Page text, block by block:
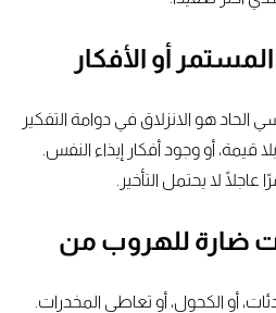
أو الأفكار
الحاد هو الانزلاق في دوامة التفكير
قيمة، أو وجود أفكار إيذاء النفس.
لا يحتمل التأخير.
ضارة للهروب من
أو الكحول، أو تعاطي المخدرات.